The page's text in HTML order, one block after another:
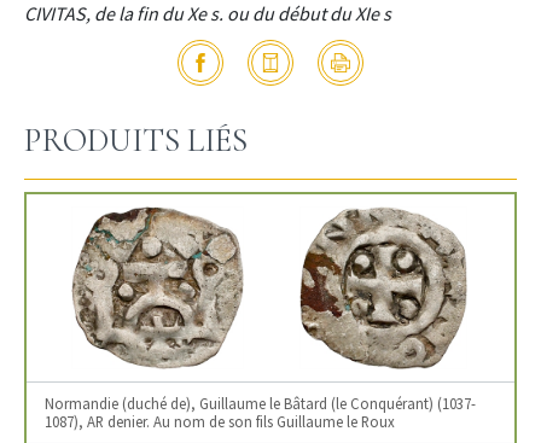
CIVITAS, de la fin du Xe s. ou du début du XIe s
PRODUITS LIÉS
Normandie (duché de), Guillaume le Bâtard (le Conquérant) (1037-
1087), AR denier. Au nom de son fils Guillaume le Roux